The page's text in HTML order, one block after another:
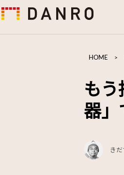
HOME >
も
器」
きだ